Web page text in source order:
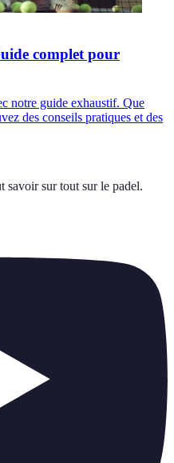
complet pour
notre guide exhaustif. Que
des conseils pratiques et des
savoir sur tout sur le padel.